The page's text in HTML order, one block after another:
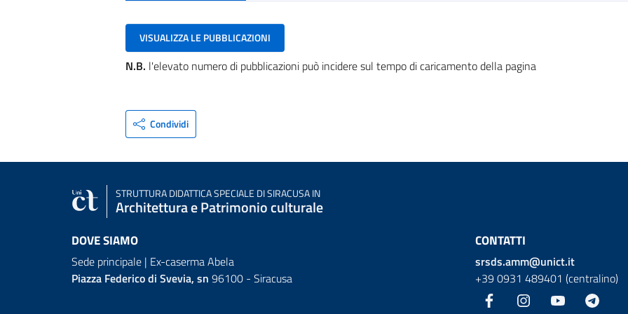
VISUALIZZA LE PUBBLICAZIONI
N.B. l'elevato numero di pubblicazioni può incidere sul tempo di caricamento della pagina
Condividi
STRUTTURA DIDATTICA SPECIALE DI SIRACUSA IN
Architettura e Patrimonio culturale
DOVE SIAMO
Sede principale | Ex-caserma Abela
Piazza Federico di Svevia, sn 96100 - Siracusa
CONTATTI
srsds.amm@unict.it
+39 0931 489401 (centralino)
Facebook InstagramYouTube